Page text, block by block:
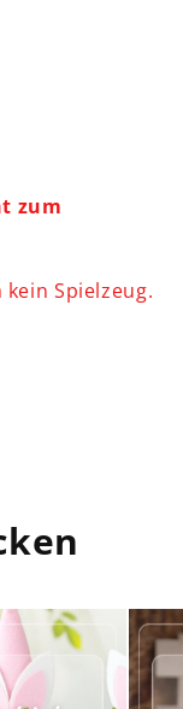
zum
Spielzeug.